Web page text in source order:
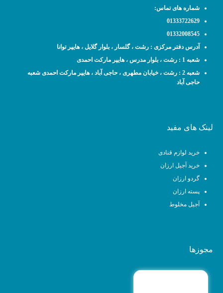
شماره های تماس:
01333722629
01332008545
آدرس دفتر مرکزی : رشت ، گلسار ، بلوار گلایل ، هایپر توانا
شعبه 1 : رشت ، بلوار مدرس ، هایپر مارکت احمدی
شعبه 2 : رشت ، خیابان مطهری ، حاجی آباد ، هایپر مارکت احمدی شعبه
حاجی آباد
لینک های مفید
خرید لوازم قنادی
خرید آجیل ارزان
گردو ارزان
پسته ارزان
آجیل مخلوط
مجوزها